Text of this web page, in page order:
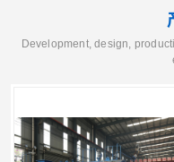
Development, design,